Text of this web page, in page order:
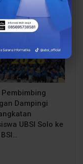
Pembimbing
Dampingi
UBSI Solo ke